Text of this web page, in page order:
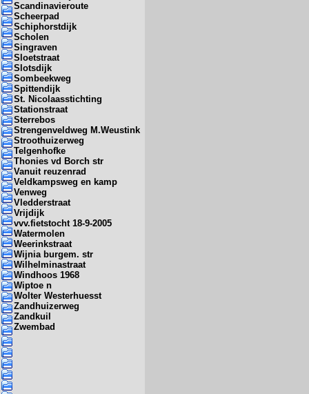
Scandinavieroute
Scheerpad
Schiphorstdijk
Scholen
Singraven
Sloetstraat
Slotsdijk
Sombeekweg
Spittendijk
St. Nicolaasstichting
Stationstraat
Sterrebos
Strengenveldweg M.Weustink
Stroothuizerweg
Telgenhofke
Thonies vd Borch str
Vanuit reuzenrad
Veldkampsweg en kamp
Venweg
Vledderstraat
Vrijdijk
vvv.fietstocht 18-9-2005
Watermolen
Weerinkstraat
Wijnia burgem. str
Wilhelminastraat
Windhoos 1968
Wiptoe n
Wolter Westerhuesst
Zandhuizerweg
Zandkuil
Zwembad